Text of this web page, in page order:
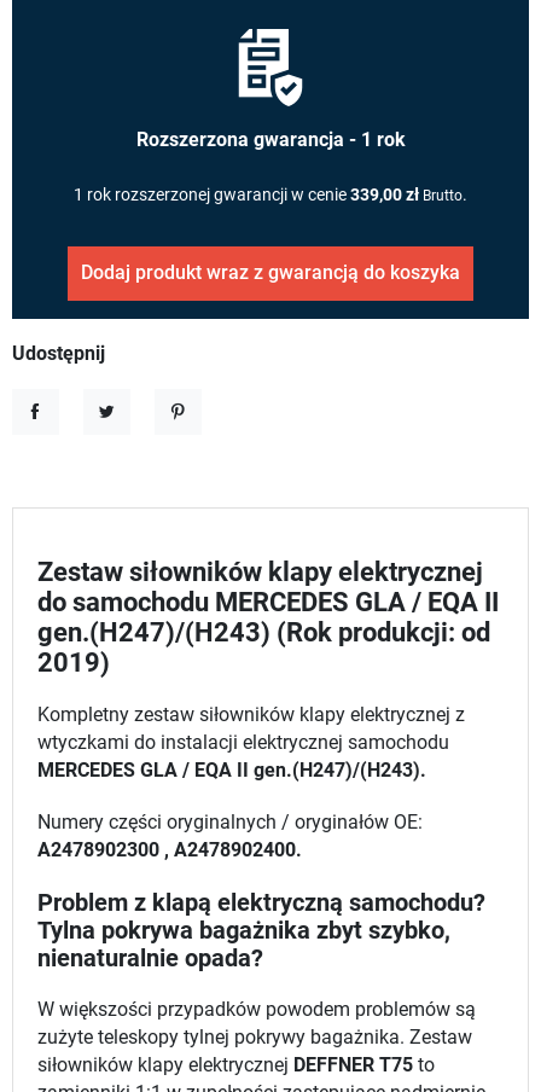
Rozszerzona gwarancja - 1 rok
1 rok rozszerzonej gwarancji w cenie339,00 zł Brutto.
Dodaj produkt wraz z gwarancją do koszyka
Udostępnij
Zestaw siłowników klapy elektrycznej
do samochodu MERCEDES GLA / EQA II
gen.(H247)/(H243) (Rok produkcji: od
2019)
Kompletny zestaw siłowników klapy elektrycznej z
wtyczkami do instalacji elektrycznej samochodu
MERCEDES GLA / EQA II gen.(H247)/(H243).
Numery części oryginalnych / oryginałów OE:
A2478902300 , A2478902400.
Problem z klapą elektryczną samochodu?
Tylna pokrywa bagażnika zbyt szybko,
nienaturalnie opada?
W większości przypadków powodem problemów są
zużyte teleskopy tylnej pokrywy bagażnika. Zestaw
siłowników klapy elektrycznej DEFFNER T75 to